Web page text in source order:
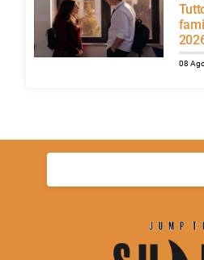
Tutto per la mia
08
Ricerca